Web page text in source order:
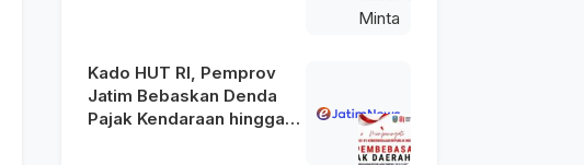
Kado HUT RI, Pemprov
Jatim Bebaskan Denda
Pajak Kendaraan hingga